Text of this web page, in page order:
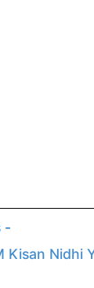
-
Kisan Nidhi